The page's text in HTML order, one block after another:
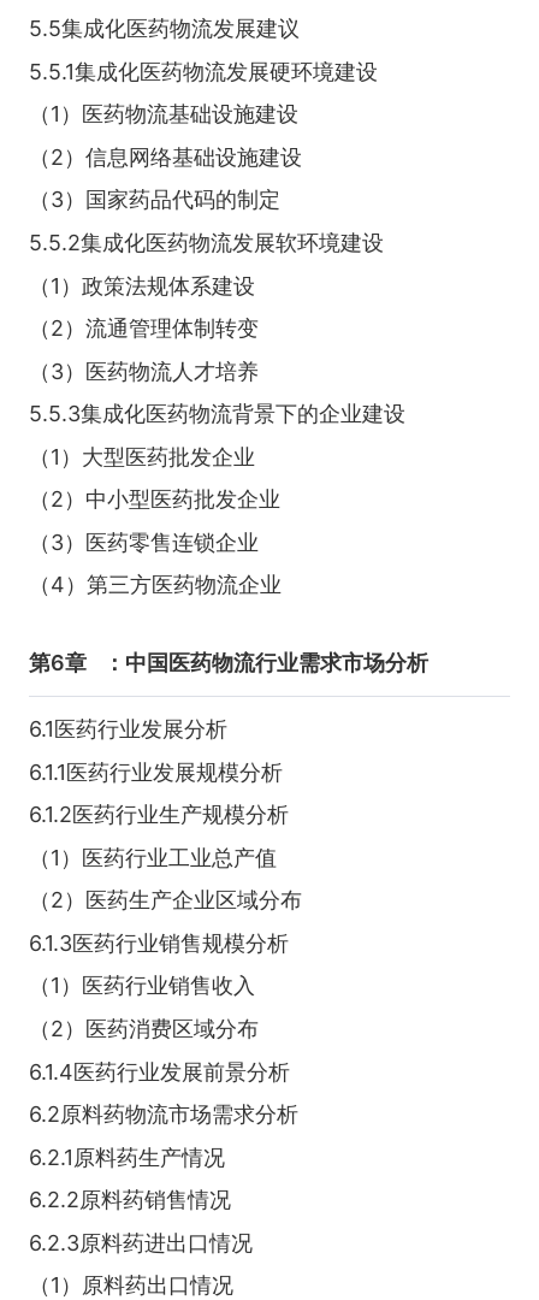
5.5集成化医药物流发展建议
5.5.1集成化医药物流发展硬环境建设
（1）医药物流基础设施建设
（2）信息网络基础设施建设
（3）国家药品代码的制定
5.5.2集成化医药物流发展软环境建设
（1）政策法规体系建设
（2）流通管理体制转变
（3）医药物流人才培养
5.5.3集成化医药物流背景下的企业建设
（1）大型医药批发企业
（2）中小型医药批发企业
（3）医药零售连锁企业
（4）第三方医药物流企业
第6章 ：中国医药物流行业需求市场分析
6.1医药行业发展分析
6.1.1医药行业发展规模分析
6.1.2医药行业生产规模分析
（1）医药行业工业总产值
（2）医药生产企业区域分布
6.1.3医药行业销售规模分析
（1）医药行业销售收入
（2）医药消费区域分布
6.1.4医药行业发展前景分析
6.2原料药物流市场需求分析
6.2.1原料药生产情况
6.2.2原料药销售情况
6.2.3原料药进出口情况
（1）原料药出口情况